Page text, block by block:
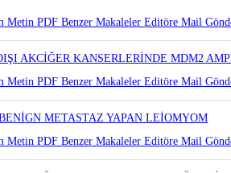
ROS-1 GEN YENİDEN
MetinPDFBenzer MakalelerEditöre Mail
AKCİĞER KANSERLERİNDE MDM2
MetinPDFBenzer MakalelerEditöre Mail
METASTAZ YAPAN LEİOMYOM